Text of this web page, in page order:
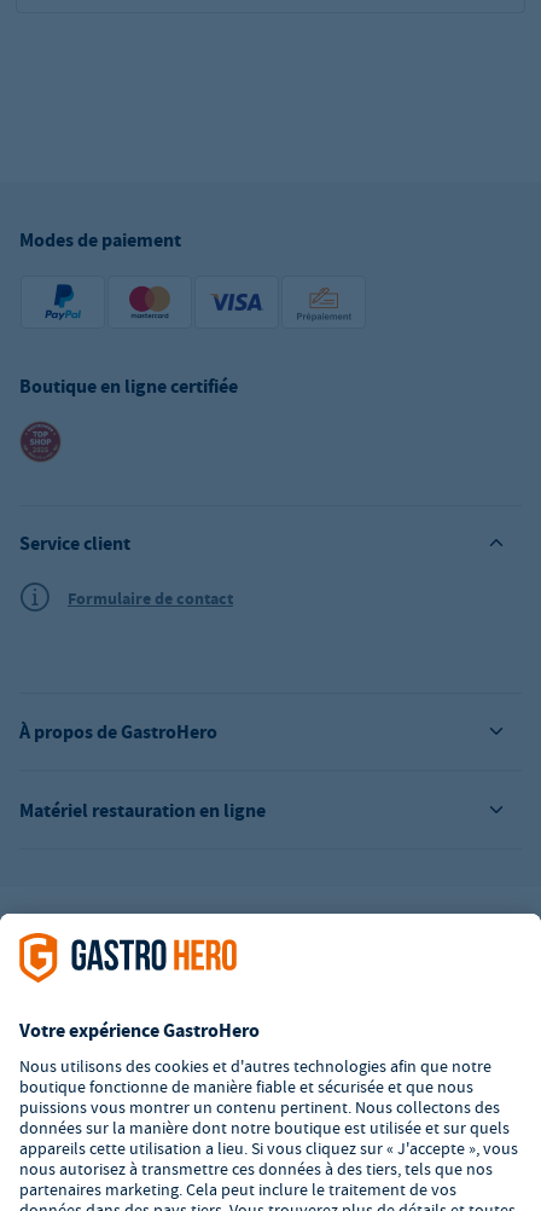
Modes de paiement
Boutique en ligne certifiée
Matériel restauration en ligne
À propos de GastroHero
Service client
Formulaire de contact
L’offre de la société GastroHero est exclusivement destinée aux
entreprises. Tous les prix sont des prix unitaires nets majorés de
Certaines méthodes de paiement peuvent entraîner des frais
supplémentaires.
² PVC : Prix de Vente Conseillé par le fabricant
*A partir d'un montant de 350€ net. Jusqu'à cette date, les frais
de port s'élèvent à 7,90€ (hors TVA).